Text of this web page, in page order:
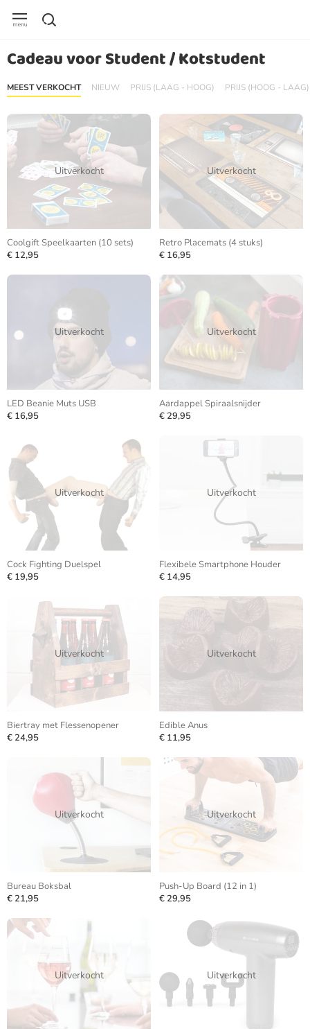
Cadeau voor Student / Kotstudent
MEEST VERKOCHT NIEUW PRIJS (LAAG - HOOG) PRIJS (HOOG - LAAG)
Uitverkocht
Coolgift Speelkaarten (10 sets)
€ 12,95
Uitverkocht
Retro Placemats (4 stuks)
€ 16,95
Uitverkocht
LED Beanie Muts USB
€ 16,95
Uitverkocht
Aardappel Spiraalsnijder
€ 29,95
Uitverkocht
Cock Fighting Duelspel
€ 19,95
Uitverkocht
Flexibele Smartphone Houder
€ 14,95
Uitverkocht
Biertray met Flessenopener
€ 24,95
Uitverkocht
Edible Anus
€ 11,95
Uitverkocht
Bureau Boksbal
€ 21,95
Uitverkocht
Push-Up Board (12 in 1)
€ 29,95
Uitverkocht Uitverkocht